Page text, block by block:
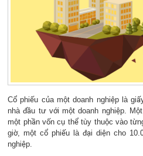
Cổ phiếu của một doanh nghiệp là
nhà đầu tư với một doanh nghiệp.
một phần vốn cụ thể tùy thuộc vào
giờ, một cổ phiếu là đại diện cho
nghiệp.